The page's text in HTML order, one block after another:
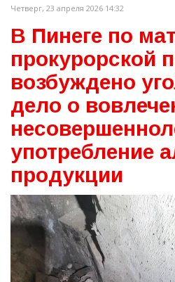
Четверг, 23 апреля 2026 14:32
В Пинеге по
прокурорской
возбуждено
дело о
употребление
продукции